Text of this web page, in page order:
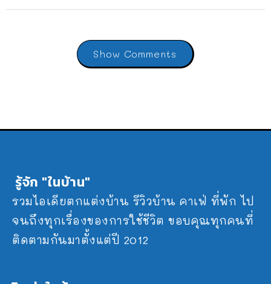
Show Comments
รู้จัก "ในบ้าน"
รวมไอเดียตกแต่งบ้าน รีวิวบ้าน คาเฟ่ ที่พัก ไป
จนถึงทุกเรื่องของการใช้ชีวิต ขอบคุณทุกคนที่
ติดตามกันมาตั้งแต่ปี 2012